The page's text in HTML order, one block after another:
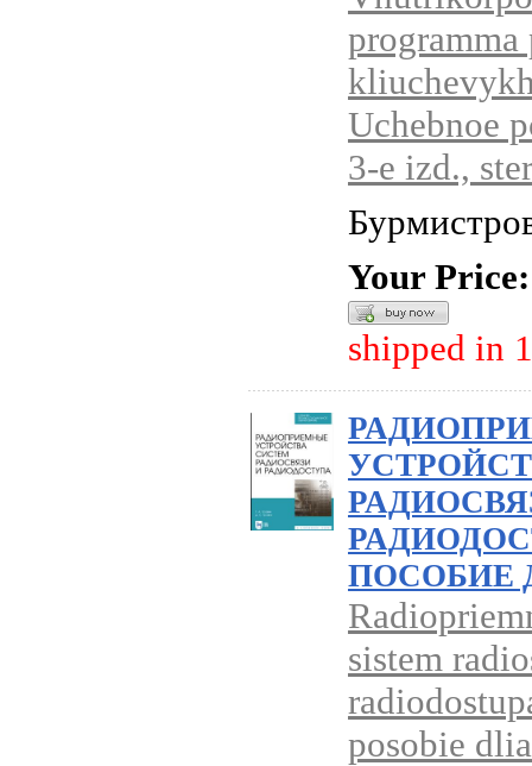
Uchebnoe
3-e izd.,
Your Price:
shipped in
ПОСОБИЕ
sistem
posobie